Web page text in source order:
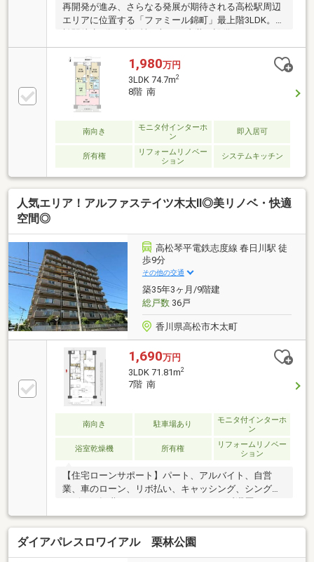
再開発が進み、さらなる発展が期待される高松駅周辺
エリアに位置する「ファミール錦町」最上階3LDK。高
松駅徒歩8分の利便性に加え、内装・設備をフルリフ
ォームし、快適で美しい住空間へと生まれ変わりま
す。南向きで陽当たりが良く、最上階ならではの開放
感も魅力です。徒歩圏内にはマルナカ広場店や高松三
越があり、毎日のお買い物にも便利。さらに近隣には
月極駐車場を2台確保済みで、お車を複数台所有され
るご家族にもおすすめ。利便性・快適性・将来性を兼
ね備えた、永く安心して暮らせる住まいです。リフォ
ーム工事は8月完了予定です。ご見学予約を承ってい
ますのでぜひお問合せください。
1,980万円
3LDK 74.7m2
8階 南
南向き
モニタ付インターホ
ン
即入居可
所有権
リフォームリノベー
ション
システムキッチン
人気エリア！アルファステイツ木太Ⅱ◎美リノベ・快適
空間◎
高松琴平電鉄志度線 春日川駅 徒
歩9分
その他の交通
築35年3ヶ月/9階建
総戸数36戸
香川県高松市木太町
1,690万円
3LDK 71.81m2
7階 南
南向き 駐車場あり
モニタ付インターホ
ン
浴室乾燥機 所有権
リフォームリノベー
ション
【住宅ローンサポート】パート、アルバイト、自営
業、車のローン、リボ払い、キャッシング、シングル
など住宅ローン審査が不安、「自分は無理かも…」と
いう方ほどご相談ください！▼審査通過例・年収300
万＋車ローン／勤続1年→通過・年収260万／シングル
／カード残債→通過・転職4ヶ月／頭金0→通過・自営
ダイアパレスロワイアル 栗林公園